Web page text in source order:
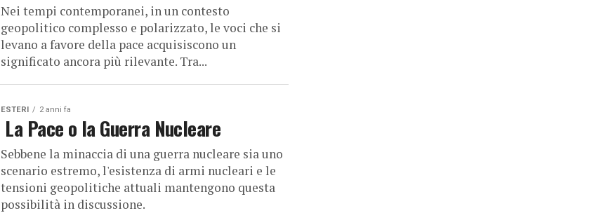
Nei tempi contemporanei, in un contesto
geopolitico complesso e polarizzato, le voci che si
levano a favore della pace acquisiscono un
significato ancora più rilevante. Tra...
ESTERI 2 anni fa
La Pace o la Guerra Nucleare
Sebbene la minaccia di una guerra nucleare sia uno
scenario estremo, l'esistenza di armi nucleari e le
tensioni geopolitiche attuali mantengono questa
possibilità in discussione.